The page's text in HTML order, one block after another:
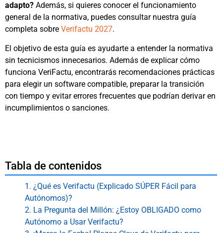
adapto? Además, si quieres conocer el funcionamiento
general de la normativa, puedes consultar nuestra guía
completa sobre Verifactu 2027.
El objetivo de esta guía es ayudarte a entender la normativa
sin tecnicismos innecesarios. Además de explicar cómo
funciona VeriFactu, encontrarás recomendaciones prácticas
para elegir un software compatible, preparar la transición
con tiempo y evitar errores frecuentes que podrían derivar en
incumplimientos o sanciones.
Tabla de contenidos
1. ¿Qué es Verifactu (Explicado SÚPER Fácil para
Autónomos)?
2. La Pregunta del Millón: ¿Estoy OBLIGADO como
Autónomo a Usar Verifactu?